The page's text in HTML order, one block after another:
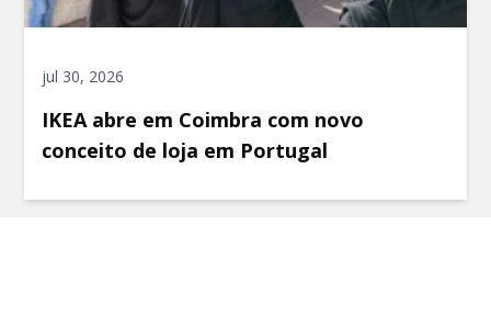
jul 30, 2026
IKEA abre em Coimbra com novo
conceito de loja em Portugal